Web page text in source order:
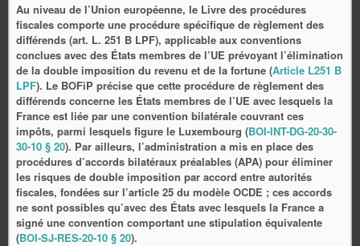
Au niveau de l’Union européenne, le Livre des procédures
fiscales comporte une procédure spécifique de règlement des
différends (art. L. 251 B LPF), applicable aux conventions
conclues avec des États membres de l’UE prévoyant l’élimination
de la double imposition du revenu et de la fortune (Article L251 B
LPF). Le BOFiP précise que cette procédure de règlement des
différends concerne les États membres de l’UE avec lesquels la
France est liée par une convention bilatérale couvrant ces
impôts, parmi lesquels figure le Luxembourg (BOI-INT-DG-20-30-
30-10 § 20). Par ailleurs, l’administration a mis en place des
procédures d’accords bilatéraux préalables (APA) pour éliminer
les risques de double imposition par accord entre autorités
fiscales, fondées sur l’article 25 du modèle OCDE ; ces accords
ne sont possibles qu’avec des États avec lesquels la France a
signé une convention comportant une stipulation équivalente
(BOI-SJ-RES-20-10 § 20).